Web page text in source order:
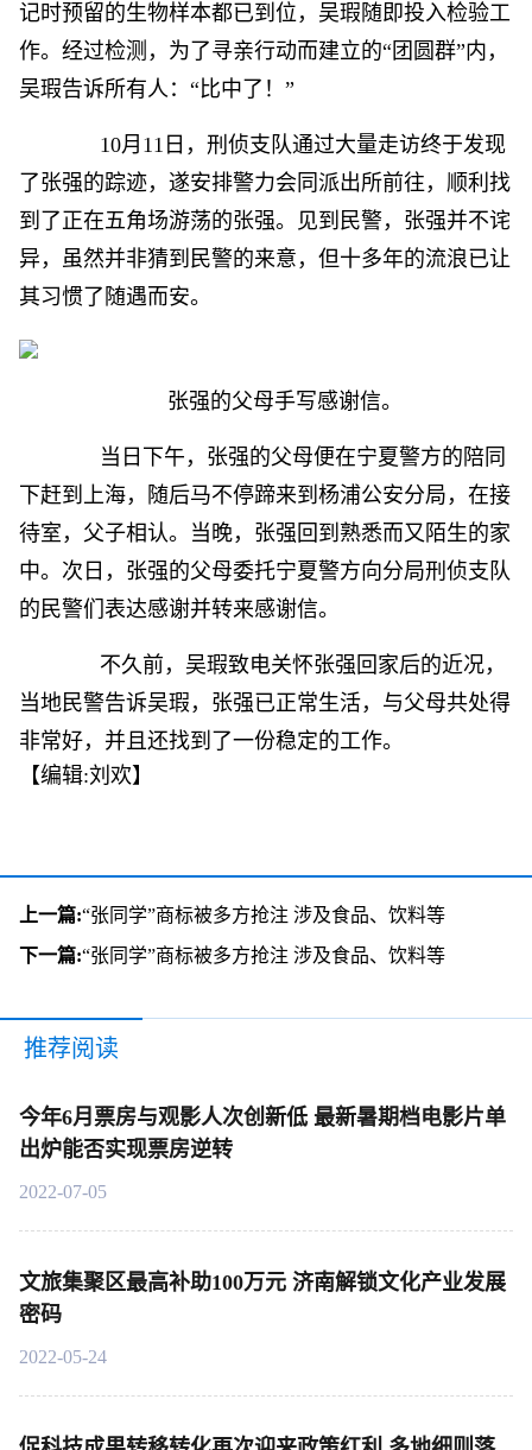
记时预留的生物样本都已到位，吴瑕随即投入检验工
作。经过检测，为了寻亲行动而建立的“团圆群”内，
吴瑕告诉所有人：“比中了！”
10月11日，刑侦支队通过大量走访终于发现
了张强的踪迹，遂安排警力会同派出所前往，顺利找
到了正在五角场游荡的张强。见到民警，张强并不诧
异，虽然并非猜到民警的来意，但十多年的流浪已让
其习惯了随遇而安。
张强的父母手写感谢信。
当日下午，张强的父母便在宁夏警方的陪同
下赶到上海，随后马不停蹄来到杨浦公安分局，在接
待室，父子相认。当晚，张强回到熟悉而又陌生的家
中。次日，张强的父母委托宁夏警方向分局刑侦支队
的民警们表达感谢并转来感谢信。
不久前，吴瑕致电关怀张强回家后的近况，
当地民警告诉吴瑕，张强已正常生活，与父母共处得
非常好，并且还找到了一份稳定的工作。
【编辑:刘欢】
上一篇:“张同学”商标被多方抢注 涉及食品、饮料等
下一篇:“张同学”商标被多方抢注 涉及食品、饮料等
推荐阅读
今年6月票房与观影人次创新低 最新暑期档电影片单
出炉能否实现票房逆转
2022-07-05
文旅集聚区最高补助100万元 济南解锁文化产业发展
密码
2022-05-24